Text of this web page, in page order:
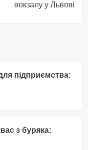
вокзалу у Львові
підприємства:
з буряка: